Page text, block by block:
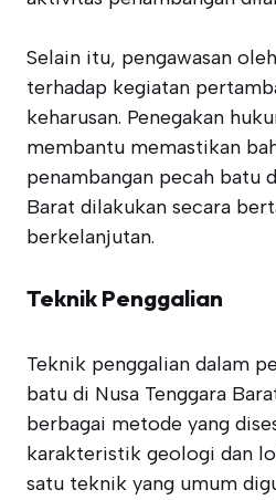
Selain itu, pengawasan
terhadap kegiatan
keharusan. Penegakan
membantu memastikan
penambangan pecah batu
Barat dilakukan secara
berkelanjutan.
Teknik Penggalian
Teknik penggalian dalam
batu di Nusa Tenggara
berbagai metode yang
karakteristik geologi dan
satu teknik yang umum